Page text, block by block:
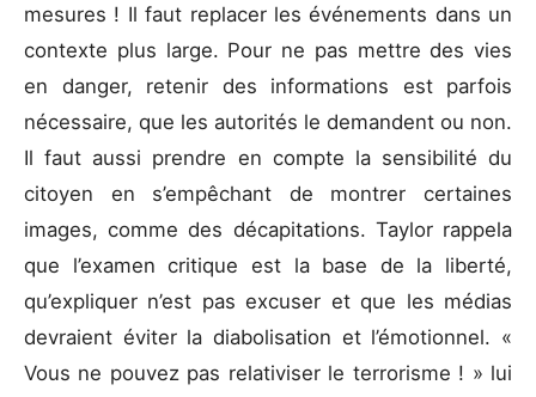
mesures ! Il faut replacer les événements dans un
contexte plus large. Pour ne pas mettre des vies
en danger, retenir des informations est parfois
nécessaire, que les autorités le demandent ou non.
Il faut aussi prendre en compte la sensibilité du
citoyen en s’empêchant de montrer certaines
images, comme des décapitations. Taylor rappela
que l’examen critique est la base de la liberté,
qu’expliquer n’est pas excuser et que les médias
devraient éviter la diabolisation et l’émotionnel. «
Vous ne pouvez pas relativiser le terrorisme ! » lui